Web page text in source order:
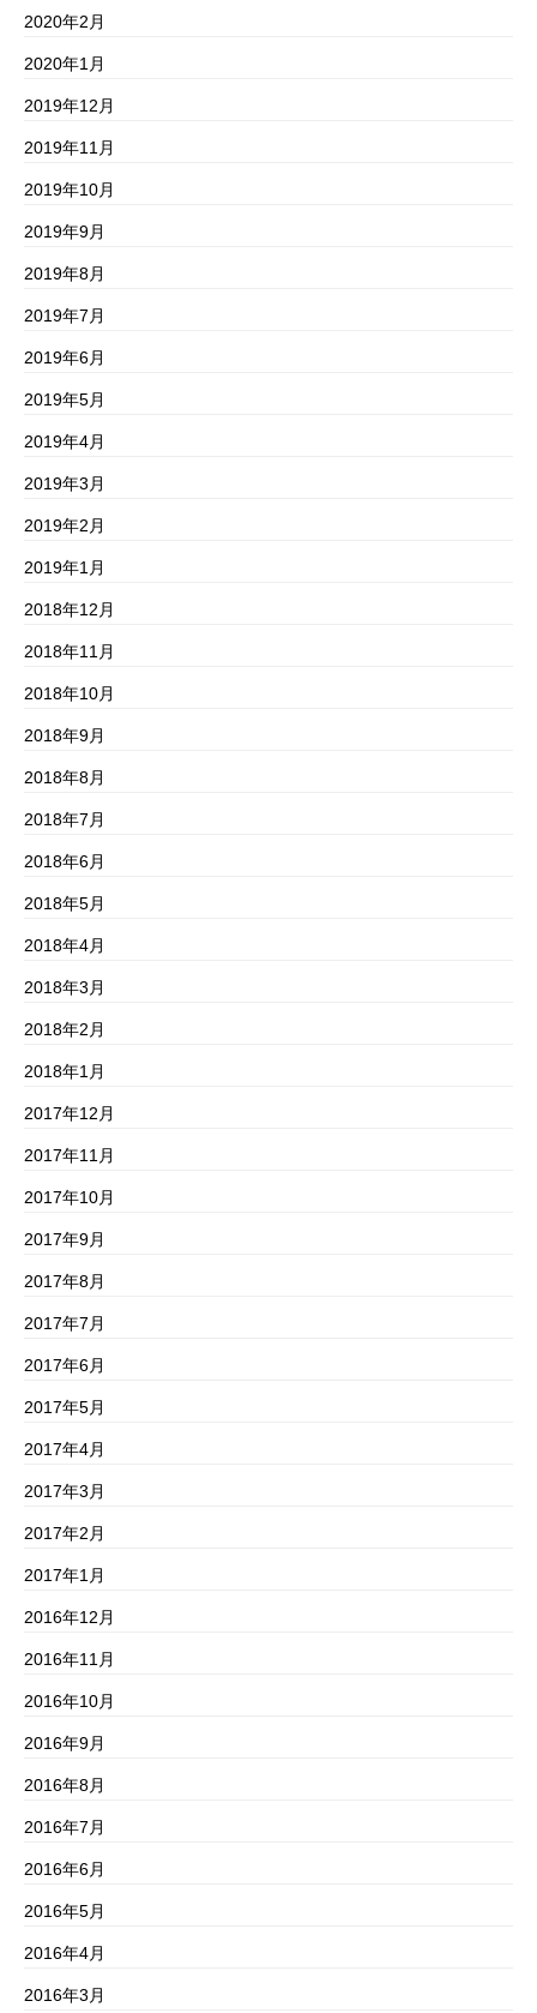
2020年2月
2020年1月
2019年12月
2019年11月
2019年10月
2019年9月
2019年8月
2019年7月
2019年6月
2019年5月
2019年4月
2019年3月
2019年2月
2019年1月
2018年12月
2018年11月
2018年10月
2018年9月
2018年8月
2018年7月
2018年6月
2018年5月
2018年4月
2018年3月
2018年2月
2018年1月
2017年12月
2017年11月
2017年10月
2017年9月
2017年8月
2017年7月
2017年6月
2017年5月
2017年4月
2017年3月
2017年2月
2017年1月
2016年12月
2016年11月
2016年10月
2016年9月
2016年8月
2016年7月
2016年6月
2016年5月
2016年4月
2016年3月